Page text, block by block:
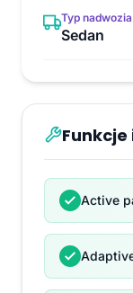
Typ nadwozia
Sedan
Funkcje
Active